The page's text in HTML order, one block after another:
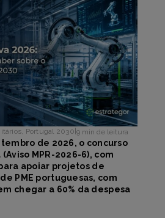
Portugal 2030 |9 min de leitura
de 2026, o concurso
MPR-2026-6), com
apoiar projetos de
PME portuguesas, com
chegar a 60% da despesa